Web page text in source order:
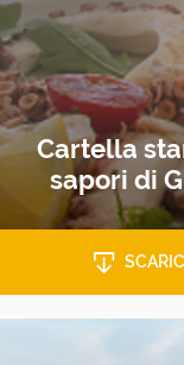
Cartella
sapori di